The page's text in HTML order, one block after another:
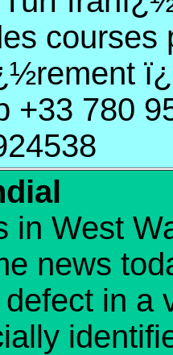
courses
+33 780
in West
news
in a